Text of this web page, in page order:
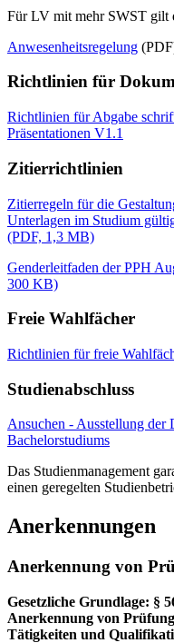
Für LV mit mehr SWST gilt
Anwesenheitsregelung
Richtlinien für
Richtlinien für Abgabe
Präsentationen V1.1
Zitierrichtlinien
Zitierregeln für die
Unterlagen im Studium
(PDF, 1,3 MB)
Genderleitfaden der PPH
300 KB)
Freie Wahlfächer
Richtlinien für freie
Studienabschluss
Ansuchen - Ausstellung der
Bachelorstudiums
Das Studienmanagement
einen geregelten
Anerkennungen
Anerkennung von
Gesetzliche Grundlage: §
Anerkennung von
Tätigkeiten und